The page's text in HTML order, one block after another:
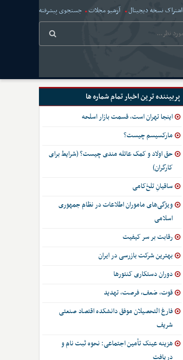
اشتراک نسخه دیجیتال آرشیو مجلات جستجوی پیشرفته
پربیننده ترین اخبار تمام شماره ها
اینجا تهران است، قسمت بازار اسلحه
مارکسیسم چیست؟
حق اولاد و کمک عائله مندی چیست؟ (شرایط برای
کارگران)
ساقیانِ تلخ‌کامی
ویژگی‌های ماموران اطلاعات در نظام جمهوری
اسلامی
رقابت بر سر کیفیت
بهترین شرکت بازرسی در ایران
دوران دستکاری کنتورها
قوت، ضعف، فرصت، تهدید
فارغ التحصیلان موفق دانشکده اقتصاد صنعتی
شریف
هزینه عینک تأمین اجتماعی: نحوه ثبت نام و
دریافت